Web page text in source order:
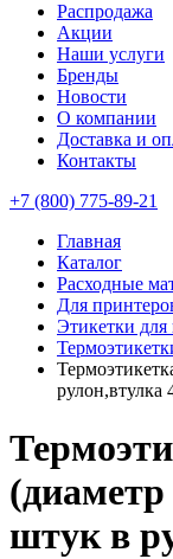
Распродажа
Акции
Наши услуги
Бренды
Новости
О компании
Доставка и
Контакты
+7 (800) 775-89-21
Главная
Каталог
Расходные
Для
Этикетки для
штук в